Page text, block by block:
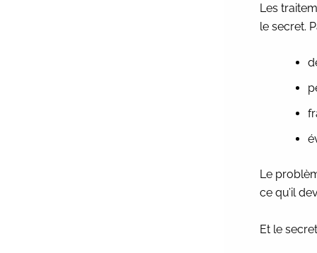
Les
le secret.
Le
ce qu’il
Et le